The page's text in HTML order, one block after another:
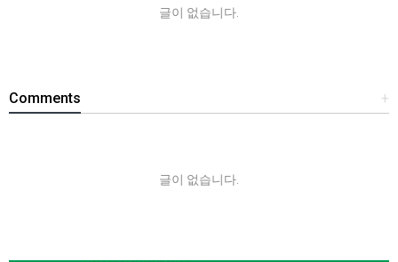
글이 없습니다.
+
Comments
글이 없습니다.